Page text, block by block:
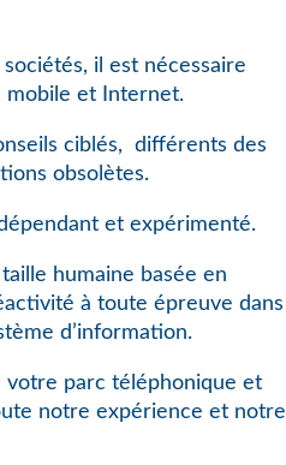
il est nécessaire
mobile et Internet.
ciblés,
différents des
obsolètes.
et expérimenté.
humaine basée en
à toute épreuve dans
d’information.
votre parc téléphonique et
notre expérience et notre